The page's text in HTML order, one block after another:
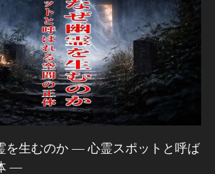
を生むのか ― 心霊スポットと呼ば
―